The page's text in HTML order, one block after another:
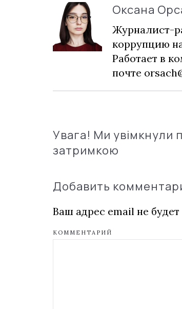
Оксана
Журналист-
коррупцию
Работает в
почте
Увага! Ми увімкнули
затримкою
Добавить
Ваш адрес email не
КОММЕНТАРИЙ